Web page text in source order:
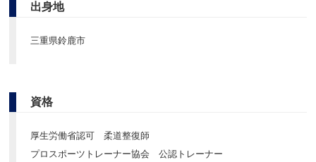
出身地
三重県鈴鹿市
資格
厚生労働省認可 柔道整復師
プロスポーツトレーナー協会 公認トレーナー